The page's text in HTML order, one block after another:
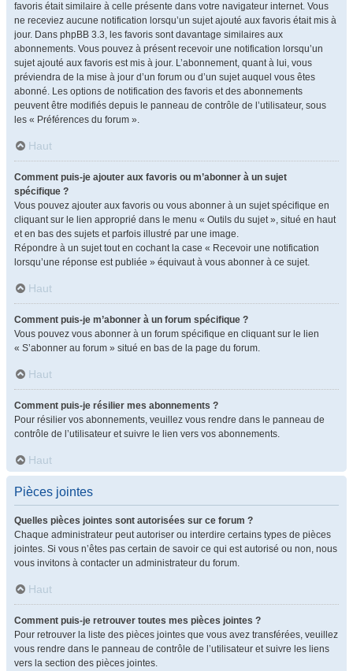
favoris était similaire à celle présente dans votre navigateur internet. Vous
ne receviez aucune notification lorsqu’un sujet ajouté aux favoris était mis à
jour. Dans phpBB 3.3, les favoris sont davantage similaires aux
abonnements. Vous pouvez à présent recevoir une notification lorsqu’un
sujet ajouté aux favoris est mis à jour. L’abonnement, quant à lui, vous
préviendra de la mise à jour d’un forum ou d’un sujet auquel vous êtes
abonné. Les options de notification des favoris et des abonnements
peuvent être modifiés depuis le panneau de contrôle de l’utilisateur, sous
les « Préférences du forum ».
Haut
Comment puis-je ajouter aux favoris ou m’abonner à un sujet
spécifique ?
Vous pouvez ajouter aux favoris ou vous abonner à un sujet spécifique en
cliquant sur le lien approprié dans le menu « Outils du sujet », situé en haut
et en bas des sujets et parfois illustré par une image.
Répondre à un sujet tout en cochant la case « Recevoir une notification
lorsqu’une réponse est publiée » équivaut à vous abonner à ce sujet.
Haut
Comment puis-je m’abonner à un forum spécifique ?
Vous pouvez vous abonner à un forum spécifique en cliquant sur le lien
« S’abonner au forum » situé en bas de la page du forum.
Haut
Comment puis-je résilier mes abonnements ?
Pour résilier vos abonnements, veuillez vous rendre dans le panneau de
contrôle de l’utilisateur et suivre le lien vers vos abonnements.
Haut
Pièces jointes
Quelles pièces jointes sont autorisées sur ce forum ?
Chaque administrateur peut autoriser ou interdire certains types de pièces
jointes. Si vous n’êtes pas certain de savoir ce qui est autorisé ou non, nous
vous invitons à contacter un administrateur du forum.
Haut
Comment puis-je retrouver toutes mes pièces jointes ?
Pour retrouver la liste des pièces jointes que vous avez transférées, veuillez
vous rendre dans le panneau de contrôle de l’utilisateur et suivre les liens
vers la section des pièces jointes.